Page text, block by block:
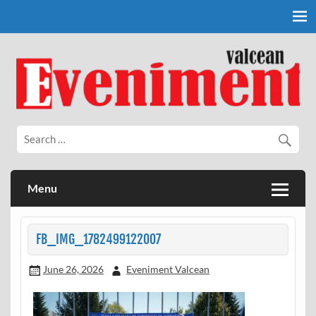
Eveniment Valcean
Menu
FB_IMG_1782499122007
June 26, 2026 Eveniment Valcean